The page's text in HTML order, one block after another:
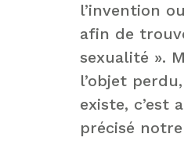
l’invention
afin de
sexualité ».
l’objet
existe, c’est
précisé